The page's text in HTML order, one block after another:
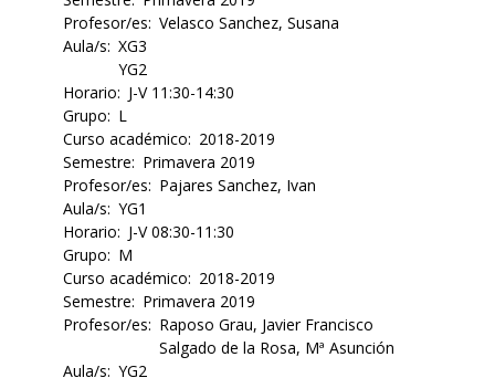
Profesor/es Velasco Sanchez, Susana
Aula/s XG3
YG2
Horario
J-V 11:30-14:30
Grupo
L
Curso académico
2018-2019
Semestre
Primavera 2019
Profesor/es
Pajares Sanchez, Ivan
Aula/s YG1
Horario
J-V 08:30-11:30
Grupo
M
Curso académico
2018-2019
Semestre
Primavera 2019
Profesor/es
Raposo Grau, Javier Francisco
Salgado de la Rosa, Mª Asunción
Aula/s YG2